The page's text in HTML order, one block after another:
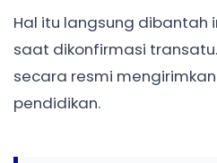
Hal itu langsung dibantah
saat dikonfirmasi
secara resmi
pendidikan.